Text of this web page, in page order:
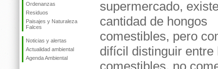
Ordenanzas
Residuos
Paisajes y Naturaleza
Falces
Noticias y alertas
Actualidad ambiental
Agenda Ambiental
supermercado,
cantidad de hongos
comestibles, pero
difícil distinguir entre
comestibles, no